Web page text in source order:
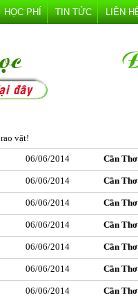
HỌC PHÍ TIN TỨC LIÊN
vặt!
06/06/2014 Cần Thơ
06/06/2014 Cần Thơ
06/06/2014 Cần Thơ
06/06/2014 Cần Thơ
06/06/2014 Cần Thơ
06/06/2014 Cần Thơ
06/06/2014 Cần Thơ